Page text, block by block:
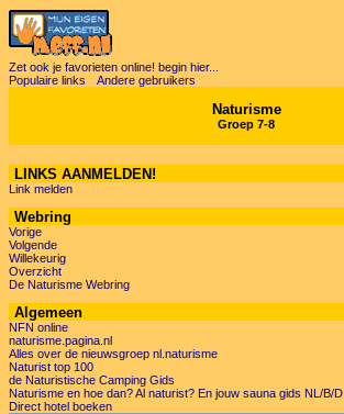
Zet ook je favorieten online! begin hier...
Populaire links
Andere gebruikers
Naturisme
Groep 7-8
LINKS AANMELDEN!
Link melden
Webring
Vorige
Volgende
Willekeurig
Overzicht
De Naturisme Webring
Algemeen
NFN online
naturisme.pagina.nl
Alles over de nieuwsgroep nl.naturisme
Naturist top 100
de Naturistische Camping Gids
Naturisme en hoe dan? Al naturist? En jouw sauna gids NL/B/D
Direct hotel boeken